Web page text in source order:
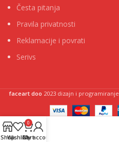
Česta pitanja
Pravila privatnosti
Reklamacije i povrati
Serivs
faceart doo 2023 dizajn i programiranje
ShopWishlist
0
Cart
My account